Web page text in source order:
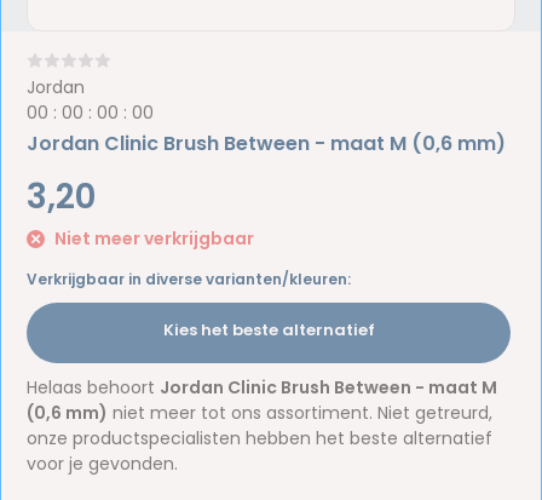
Jordan
00 :00 :00 :00
Jordan Clinic Brush Between - maat M (0,6 mm)
3,20
Niet meer verkrijgbaar
Verkrijgbaar in diverse varianten/kleuren:
Kies het beste alternatief
Helaas behoort Jordan Clinic Brush Between - maat M
(0,6 mm) niet meer tot ons assortiment. Niet getreurd,
onze productspecialisten hebben het beste alternatief
voor je gevonden.